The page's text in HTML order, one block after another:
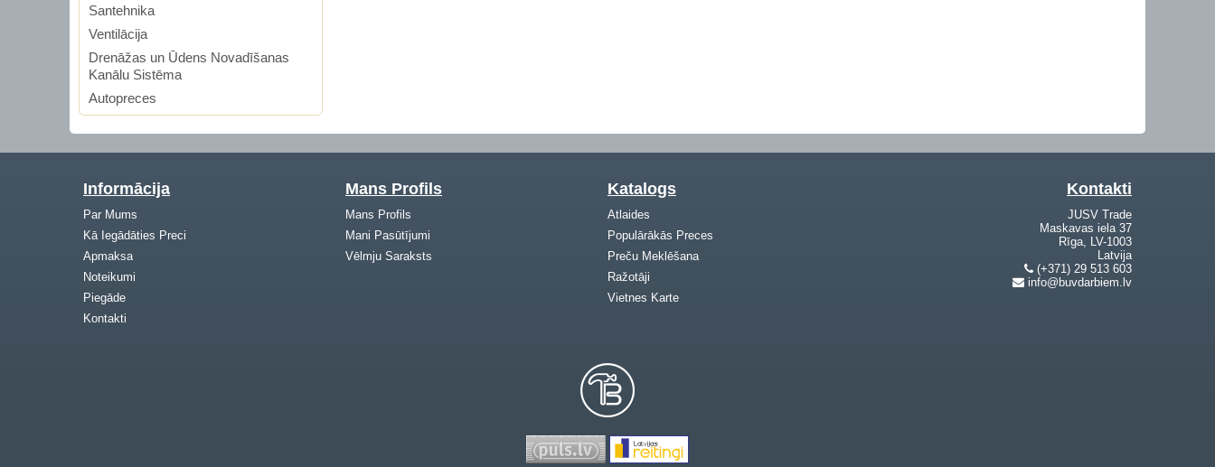
Santehnika
Ventilācija
Drenāžas un Ūdens Novadīšanas
Kanālu Sistēma
Autopreces
Informācija
Par Mums
Kā Iegādāties Preci
Apmaksa
Noteikumi
Piegāde
Kontakti
Mans Profils
Mans Profils
Mani Pasūtījumi
Vēlmju Saraksts
Katalogs
Atlaides
Populārākās Preces
Preču Meklēšana
Ražotāji
Vietnes Karte
Kontakti
JUSV Trade
Maskavas iela 37
Rīga, LV-1003
Latvija
(+371) 29 513 603
info@buvdarbiem.lv